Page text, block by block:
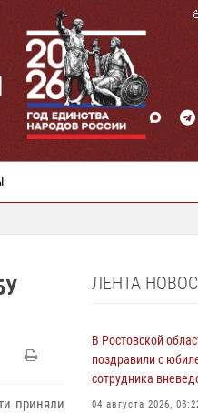
приняли
ЛЕНТА
В Ростовской
поздравили с
сотрудника
04 августа 2026,